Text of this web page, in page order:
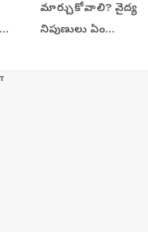
మార్చుకోవాలి? వైద్య
నిపుణులు ఏం